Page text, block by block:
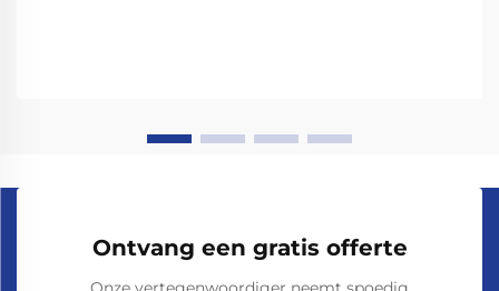
Ontvang een gratis offerte